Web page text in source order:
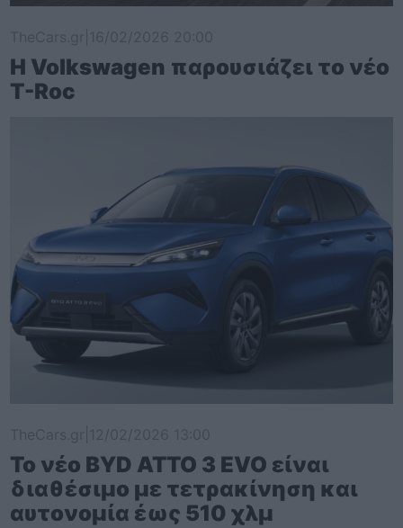
Η Volkswagen παρουσιάζει το νέο
T-Roc
Το νέο BYD ATTO 3 EVO είναι
διαθέσιμο με τετρακίνηση και
αυτονομία έως 510 χλμ